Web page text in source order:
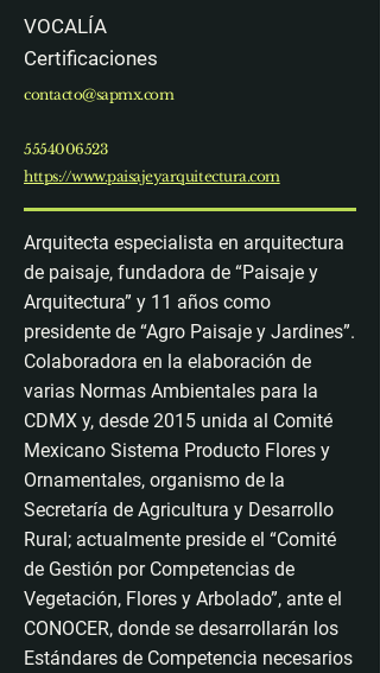
VOCALÍA
Certificaciones
contacto@sapmx.com
5554006523
https://www.paisajeyarquitectura.com
Arquitecta especialista en arquitectura
de paisaje, fundadora de “Paisaje y
Arquitectura” y 11 años como
presidente de “Agro Paisaje y Jardines”.
Colaboradora en la elaboración de
varias Normas Ambientales para la
CDMX y, desde 2015 unida al Comité
Mexicano Sistema Producto Flores y
Ornamentales, organismo de la
Secretaría de Agricultura y Desarrollo
Rural; actualmente preside el “Comité
de Gestión por Competencias de
Vegetación, Flores y Arbolado”, ante el
CONOCER, donde se desarrollarán los
Estándares de Competencia necesarios